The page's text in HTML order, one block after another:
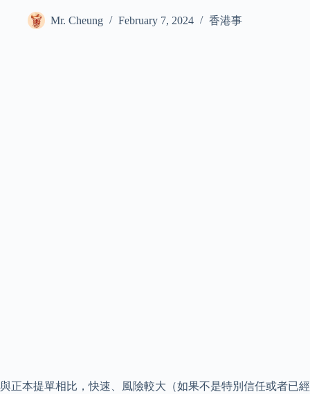
Mr. Cheung February 7, 2024 香港事
與正本提單相比，快速、風險較大（如果不是特別信任或者已經